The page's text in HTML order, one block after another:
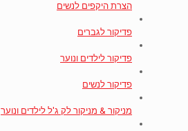
הצרת היקפים לנשים
פדיקור לגברים
פדיקור לילדים ונוער
פדיקור לנשים
מניקור & מניקור לק ג'ל לילדים ונוער